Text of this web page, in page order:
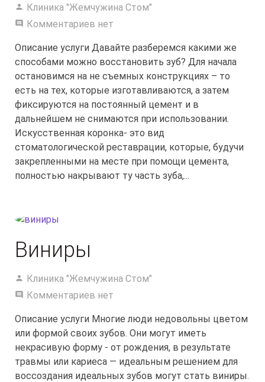
Клиника "Жемчужина Стом"
Комментариев нет
Описание услуги Давайте разберемся какими же
способами можно восстановить зуб? Для начала
остановимся на не съемных конструкциях – то
есть на тех, которые изготавливаются, а затем
фиксируются на постоянный цемент и в
дальнейшем не снимаются при использовании.
Искусственная коронка- это вид
стоматологической реставрации, которые, будучи
закрепленными на месте при помощи цемента,
полностью накрывают ту часть зуба,...
Виниры
Клиника "Жемчужина Стом"
Комментариев нет
Описание услуги Многие люди недовольны цветом
или формой своих зубов. Они могут иметь
некрасивую форму - от рождения, в результате
травмы или кариеса — идеальным решением для
воссоздания идеальных зубов могут стать виниры.